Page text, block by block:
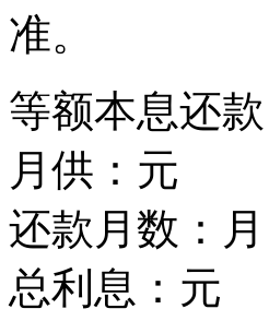
准。
等额本息还款
月供： 元
还款月数： 月
总利息： 元